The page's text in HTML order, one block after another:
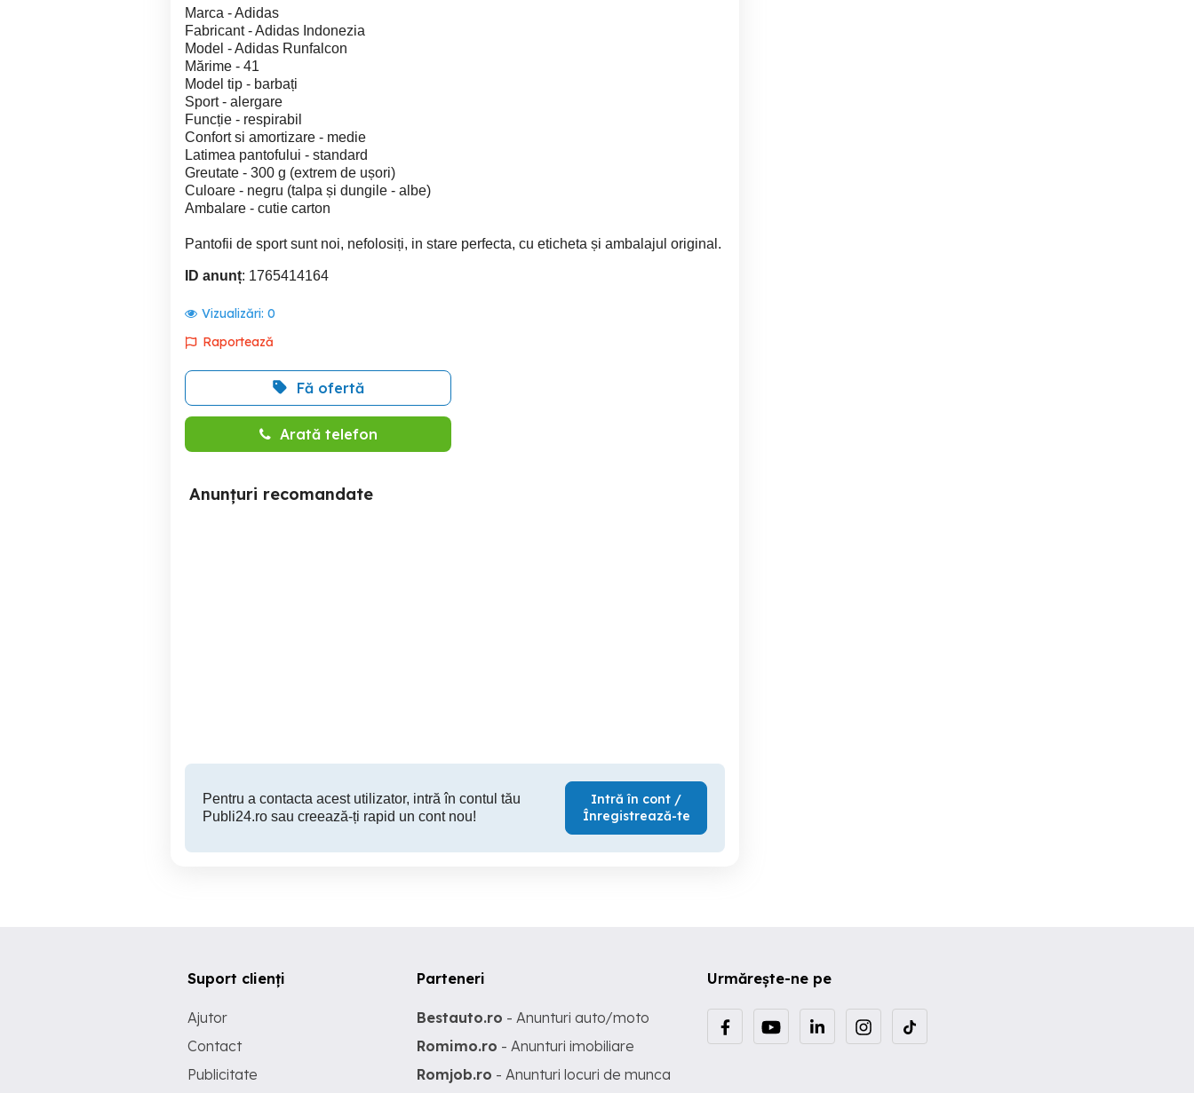
Marca - Adidas
Fabricant - Adidas Indonezia
Model - Adidas Runfalcon
Mărime - 41
Model tip - barbați
Sport - alergare
Funcție - respirabil
Confort si amortizare - medie
Latimea pantofului - standard
Greutate - 300 g (extrem de ușori)
Culoare - negru (talpa și dungile - albe)
Ambalare - cutie carton
Pantofii de sport sunt noi, nefolosiți, in stare perfecta, cu eticheta și ambalajul original.
ID anunț: 1765414164
Vizualizări: 0
Raportează
Fă ofertă
Arată telefon
Anunțuri recomandate
Pentru a contacta acest utilizator, intră în contul tău
Publi24.ro sau creează-ți rapid un cont nou!
Intră în cont /
Înregistrează-te
Urmărește-ne pe
Suport clienți
Ajutor
Contact
Publicitate
Parteneri
Bestauto.ro - Anunturi auto/moto
Romimo.ro - Anunturi imobiliare
Romjob.ro - Anunturi locuri de munca